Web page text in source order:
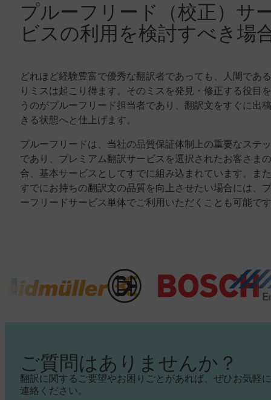
プルーフリード（校正）サ
ビスの利用を検討すべき場
どれほど経験豊富で優秀な翻訳者であっても、人間であ
りミスは起こり得ます。そのミスを発見・修正する役目
うのがプルーフリード担当者であり、翻訳文をすぐに出
きる状態へと仕上げます。
プルーフリードは、当社の品質保証体制上の重要なステ
であり、プレミアム翻訳サービスを選択されたお客さま
合、基本サービスとしてすでに組み込まれています。ま
すでにお持ちの翻訳文の品質を向上させたい場合には、
ーフリードサービス単体でご利用いただくことも可能で
ご質問はありませんか？
翻訳に関するご要望やお困りごとがあれば、ぜひお気軽
連絡ください。